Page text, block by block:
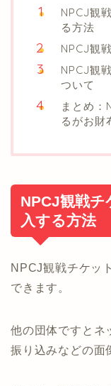
NPCJ観
る方法
NPCJ観
NPCJ観
ついて
まとめ：
るがお財
NPCJ観戦
入する方法
NPCJ観戦チケッ
できます。
他の団体ですとネ
振り込みなどの面